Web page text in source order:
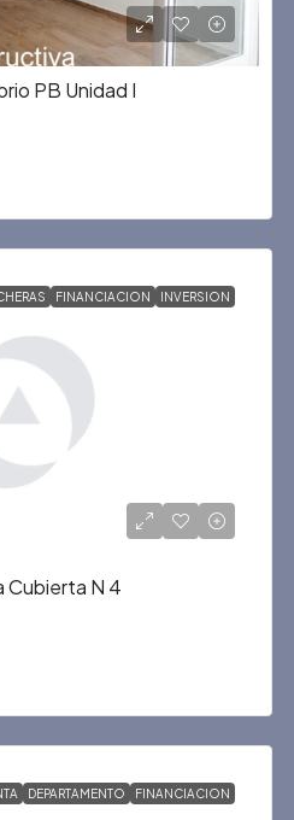
PB Unidad I
FINANCIACION INVERSION
Cubierta N 4
DEPARTAMENTO FINANCIACION